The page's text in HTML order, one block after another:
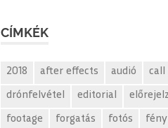
CÍMKÉK
2018 after effects audió call
drónfelvétel editorial
footage forgatás fotós